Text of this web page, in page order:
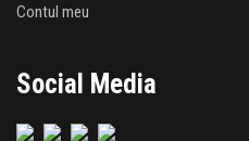
Contul meu
Social Media